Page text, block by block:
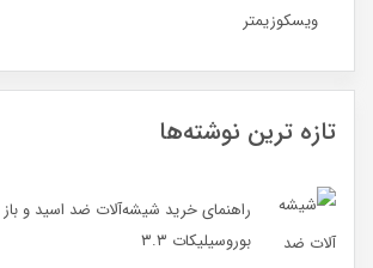
ویسکوزیمتر
تازه ترین نوشته‌ها
راهنمای خرید شیشه‌آلات ضد اسید و
بوروسیلیکات ۳.۳